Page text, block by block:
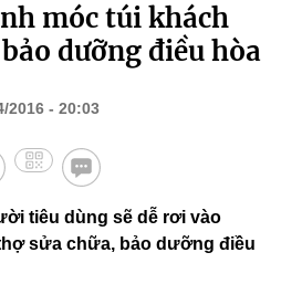
móc túi khách
dưỡng điều hòa
2016 - 20:03
tiêu dùng sẽ dễ rơi vào
sửa chữa, bảo dưỡng điều